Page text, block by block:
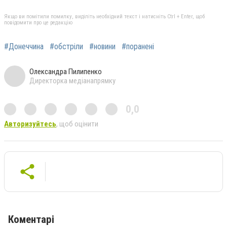
Якщо ви помітили помилку, виділіть необхідний текст і натисніть Ctrl + Enter, щоб
повідомити про це редакцію
#Донеччина #обстріли #новини #поранені
Олександра Пилипенко
Директорка медіанапрямку
0,0
Авторизуйтесь, щоб оцінити
Коментарі